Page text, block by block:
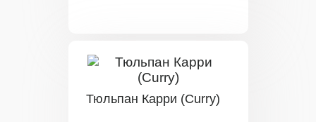
Тюльпан Карри (Curry)